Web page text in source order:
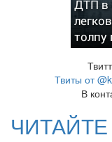
ДТП в
толпу
Твиты от
В